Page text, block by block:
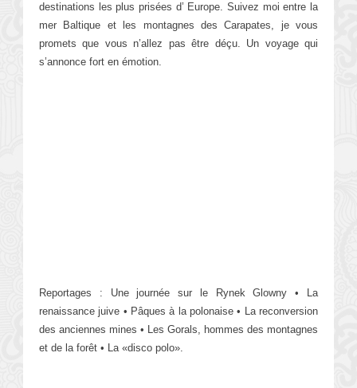
destinations les plus prisées d’ Europe. Suivez moi entre la
mer Baltique et les montagnes des Carapates, je vous
promets que vous n’allez pas être déçu. Un voyage qui
s’annonce fort en émotion.
Reportages : Une journée sur le Rynek Glowny • La
renaissance juive • Pâques à la polonaise • La reconversion
des anciennes mines • Les Gorals, hommes des montagnes
et de la forêt • La «disco polo».